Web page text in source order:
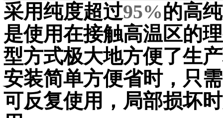
采用纯度超过95%的高
是使用在接触高温区的
型方式极大地方便了生
安装简单方便省时，只
可反复使用，局部损坏